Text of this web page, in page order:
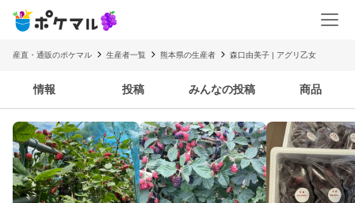
産直・通販のポケマル 生産者一覧 熊本県の生産者 森口由美子 | アグリ乙女
情報 投稿 みんなの投稿 商品